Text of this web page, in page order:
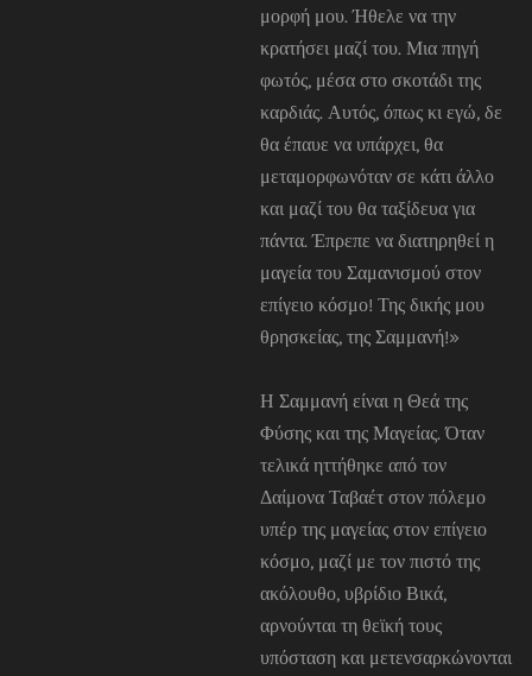
μορφή μου. Ήθελε να την
κρατήσει μαζί του. Μια πηγή
φωτός, μέσα στο σκοτάδι της
καρδιάς. Αυτός, όπως κι εγώ, δε
θα έπαυε να υπάρχει, θα
μεταμορφωνόταν σε κάτι άλλο
και μαζί του θα ταξίδευα για
πάντα. Έπρεπε να διατηρηθεί η
μαγεία του Σαμανισμού στον
επίγειο κόσμο! Της δικής μου
θρησκείας, της Σαμμανή!»
Η Σαμμανή είναι η Θεά της
Φύσης και της Μαγείας. Όταν
τελικά ηττήθηκε από τον
Δαίμονα Ταβαέτ στον πόλεμο
υπέρ της μαγείας στον επίγειο
κόσμο, μαζί με τον πιστό της
ακόλουθο, υβρίδιο Βικά,
αρνούνται τη θεϊκή τους
υπόσταση και μετενσαρκώνονται